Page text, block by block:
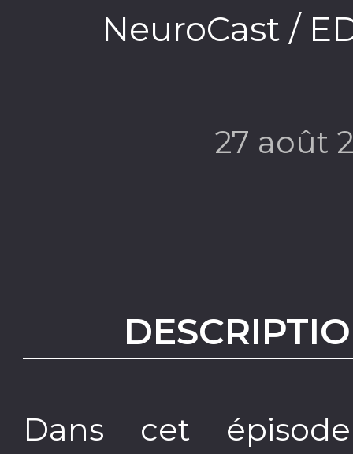
NeuroCast /
27 août
Dans cet